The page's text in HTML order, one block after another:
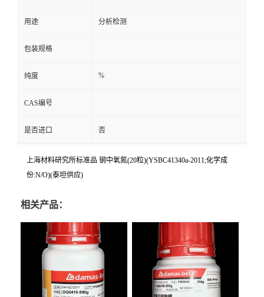
用途 分析检测
包装规格
纯度 %
CAS编号
是否进口 否
上海材料研究所标准品 钢中氧氮(20粒)(YSBC41340a-2011;化学成
份:N/O)(泰坦供应)
相关产品：